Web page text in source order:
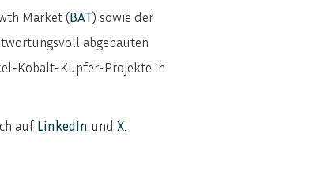
Market (BAT) sowie der
abgebauten
Kobalt-Kupfer-Projekte in
aufLinkedIn und X